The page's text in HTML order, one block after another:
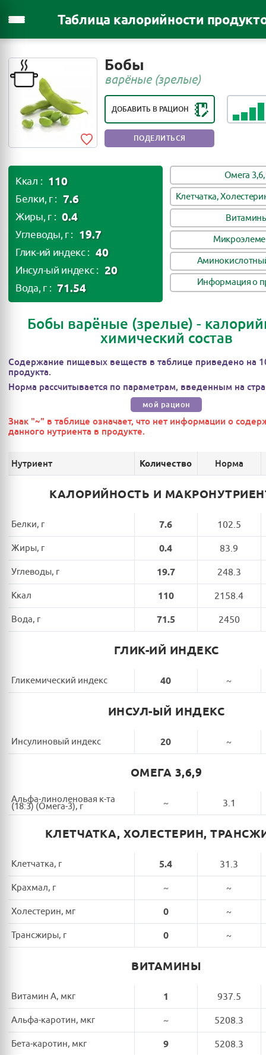
Таблица калорийности
Бобы
варёные (зрелые)
ДОБАВИТЬ В РАЦИОН
РЕЙТИНГ ПОЛЕЗНОСТИ ПРОДУКТА:
ПОЛЕЗНЫЙ ПРОДУКТ
ПОДЕЛИТЬСЯ
Ккал : 110
Белки, г : 7.6
Жиры, г : 0.4
Углеводы, г : 19.7
Глик-ий индекс : 40
Инсул-ый индекс : 20
Вода, г : 71.54
Омега
Клетчатка,
Информация о
Бобы варёные (зрелые) -
химический состав
Содержание пищевых веществ в таблице приведено на
продукта.
Норма рассчитывается по параметрам, введенным на
мой рацион
Знак "~" в таблице означает, что нет информации о
данного нутриента в продукте.
Нутриент Количество Норма
КАЛОРИЙНОСТЬ И
Белки, г 7.6 102.5
Жиры, г 0.4 83.9
Углеводы, г 19.7 248.3
Ккал 110 2158.4
Вода, г 71.5 2450
ГЛИК-ИЙ ИНДЕКС
Гликемический индекс 40 ~
ИНСУЛ-ЫЙ ИНДЕКС
Инсулиновый индекс 20 ~
ОМЕГА 3,6,9
Альфа-линоленовая к-та
(18:3) (Омега-3), г ~ 3.1
КЛЕТЧАТКА, ХОЛЕСТЕРИН,
Клетчатка, г 5.4 31.3
Крахмал, г ~ ~
Холестерин, мг 0 ~
Трансжиры, г 0 ~
ВИТАМИНЫ
Витамин A, мкг 1 937.5
Альфа-каротин, мкг ~ 5208.3
Бета-каротин, мкг 9 5208.3